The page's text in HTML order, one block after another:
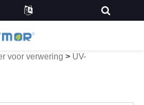
voor verwering > UV-